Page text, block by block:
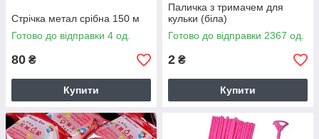
Стрічка метал срібна 150 м
Готово до відправки 4 од.
80 ₴
Купити
Паличка з тримачем для
кульки (біла)
Готово до відправки 2367 од.
2 ₴
Купити